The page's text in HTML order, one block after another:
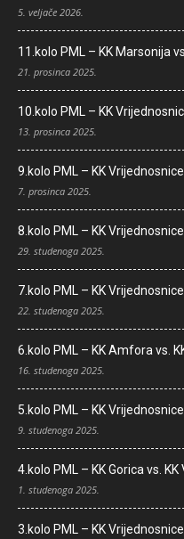
5. veljače 2026.
11.kolo PML – KK Marsonija
21. prosinca 2025.
10.kolo PML – KK
13. prosinca 2025.
9.kolo PML – KK
7. prosinca 2025.
8.kolo PML – KK
29. studenoga 2025.
7.kolo PML – KK
22. studenoga 2025.
6.kolo PML – KK Amfora vs.
16. studenoga 2025.
5.kolo PML – KK
9. studenoga 2025.
4.kolo PML – KK Gorica vs.
1. studenoga 2025.
3.kolo PML – KK